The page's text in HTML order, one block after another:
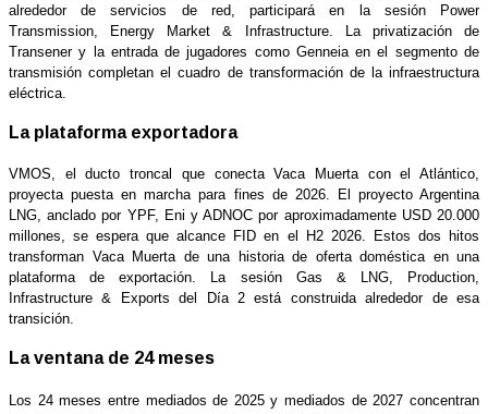
alrededor de servicios de red, participará en la sesión Power
Transmission, Energy Market & Infrastructure. La privatización de
Transener y la entrada de jugadores como Genneia en el segmento de
transmisión completan el cuadro de transformación de la infraestructura
eléctrica.
La plataforma exportadora
VMOS, el ducto troncal que conecta Vaca Muerta con el Atlántico,
proyecta puesta en marcha para fines de 2026. El proyecto Argentina
LNG, anclado por YPF, Eni y ADNOC por aproximadamente USD 20.000
millones, se espera que alcance FID en el H2 2026. Estos dos hitos
transforman Vaca Muerta de una historia de oferta doméstica en una
plataforma de exportación. La sesión Gas & LNG, Production,
Infrastructure & Exports del Día 2 está construida alrededor de esa
transición.
La ventana de 24 meses
Los 24 meses entre mediados de 2025 y mediados de 2027 concentran